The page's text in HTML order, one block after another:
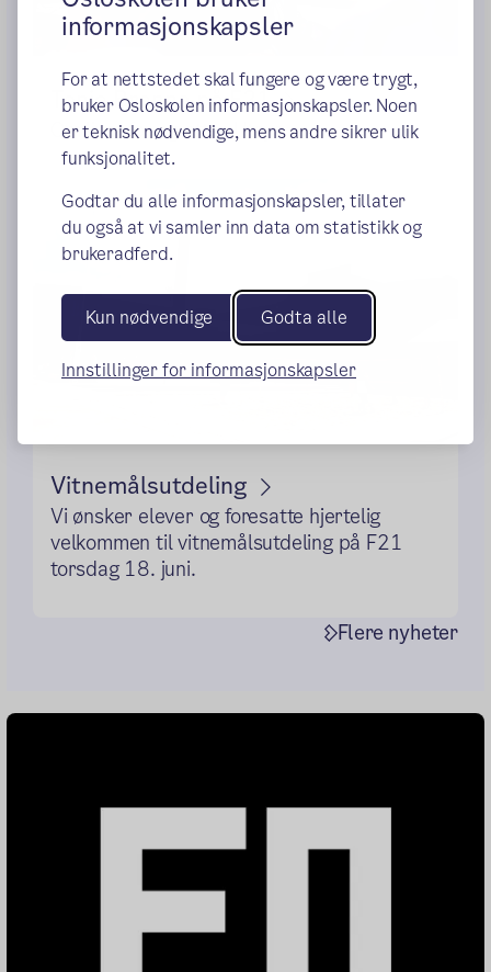
informasjonskapsler
For at nettstedet skal fungere og være trygt,
bruker Osloskolen informasjonskapsler. Noen
er teknisk nødvendige, mens andre sikrer ulik
funksjonalitet.
Godtar du alle informasjonskapsler, tillater
du også at vi samler inn data om statistikk og
brukeradferd.
Kun nødvendige Godta alle
Innstillinger for informasjonskapsler
Tonje Brenna på F21
Om livet før og etter Utøya
Vitnemålsutdeling
Vi ønsker elever og foresatte hjertelig
velkommen til vitnemålsutdeling på F21
torsdag 18. juni.
Flere nyheter